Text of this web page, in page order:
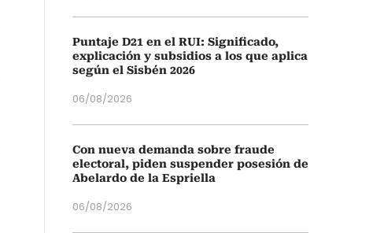
Puntaje D21 en el RUI: Significado,
explicación y subsidios a los que aplica
según el Sisbén 2026
06/08/2026
Con nueva demanda sobre fraude
electoral, piden suspender posesión de
Abelardo de la Espriella
06/08/2026